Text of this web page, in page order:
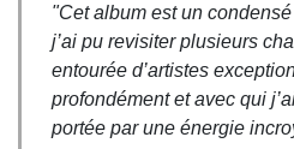
"Cet album est un
j’ai pu revisiter plusieurs
entourée d’artistes
profondément et avec qui
portée par une énergie